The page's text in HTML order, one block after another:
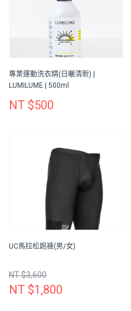
專業運動洗衣精(日曬清新) |
LUMILUME | 500ml
NT $500
UC馬拉松跑褲(男/女)
NT $3,600
NT $1,800